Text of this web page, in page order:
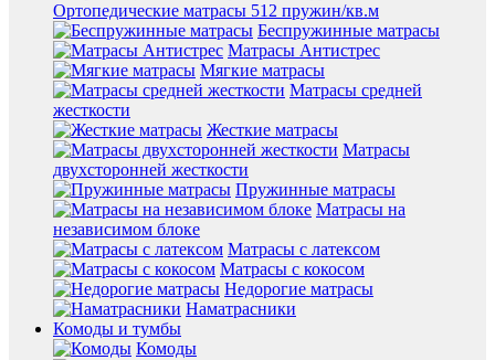
Ортопедические матрасы 512 пружин/кв.м
Беспружинные матрасы
Матрасы Антистрес
Мягкие матрасы
Матрасы средней
жесткости
Жесткие матрасы
Матрасы
двухсторонней жесткости
Пружинные матрасы
Матрасы на
независимом блоке
Матрасы с латексом
Матрасы с кокосом
Недорогие матрасы
Наматрасники
Комоды и тумбы
Комоды